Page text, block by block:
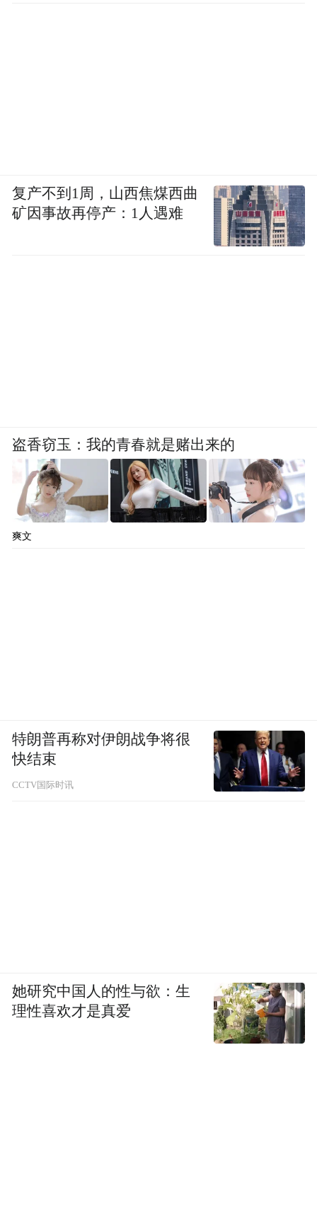
复产不到1周，山西焦煤西曲
矿因事故再停产：1人遇难
盗香窃玉：我的青春就是赌出来的
爽文
特朗普再称对伊朗战争将很
快结束
CCTV国际时讯
她研究中国人的性与欲：生
理性喜欢才是真爱